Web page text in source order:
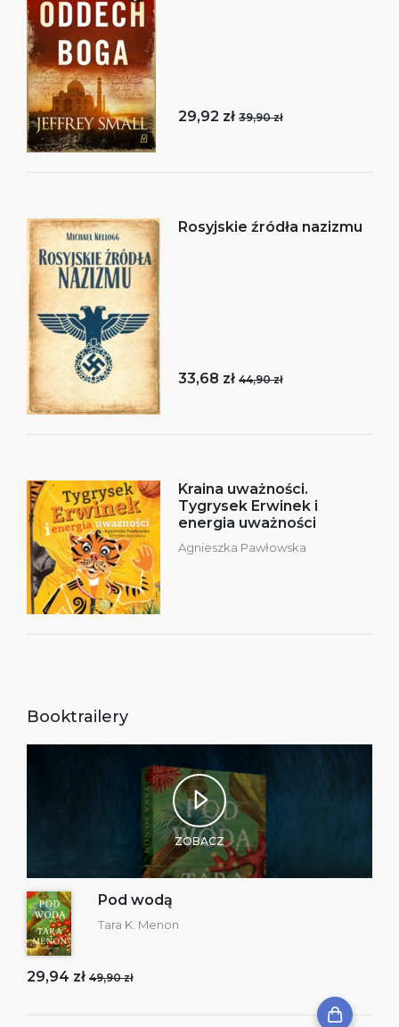
29,92 zł 39,90 zł
Rosyjskie źródła nazizmu
33,68 zł 44,90 zł
Kraina uważności.
Tygrysek Erwinek i
energia uważności
Agnieszka Pawłowska
Booktrailery
ZOBACZ
Pod wodą
Tara K. Menon
29,94 zł 49,90 zł